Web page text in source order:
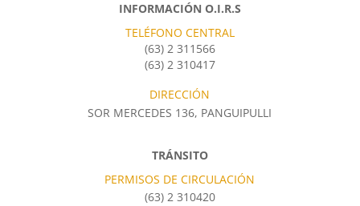
INFORMACIÓN O.I.R.S
TELÉFONO CENTRAL
(63) 2 311566
(63) 2 310417
DIRECCIÓN
SOR MERCEDES 136, PANGUIPULLI
TRÁNSITO
PERMISOS DE CIRCULACIÓN
(63) 2 310420